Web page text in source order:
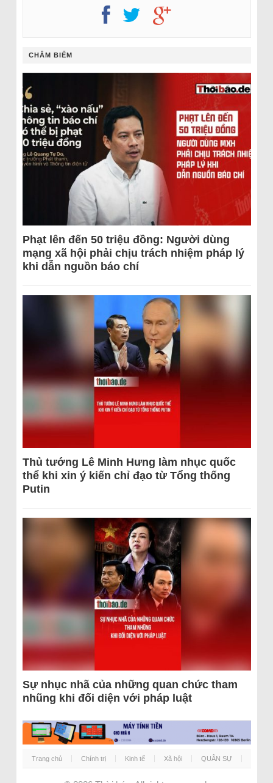
CHÂM BIẾM
Phạt lên đến 50 triệu đồng: Người dùng
mạng xã hội phải chịu trách nhiệm pháp lý
khi dẫn nguồn báo chí
Thủ tướng Lê Minh Hưng làm nhục quốc
thể khi xin ý kiến chỉ đạo từ Tổng thống
Putin
Sự nhục nhã của những quan chức tham
nhũng khi đối diện với pháp luật
Trang chủ Chính trị Kinh tế Xã hội QUÂN SỰ